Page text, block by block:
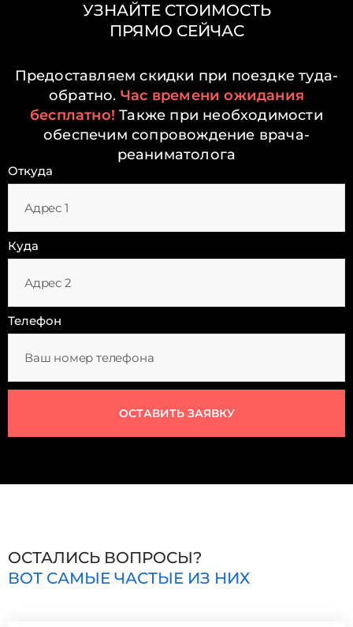
УЗНАЙТЕ СТОИМОСТЬ
ПРЯМО СЕЙЧАС
Предоставляем скидки при поездке туда-
обратно. Час времени ожидания
бесплатно! Также при необходимости
обеспечим сопровождение врача-
реаниматолога
Откуда
Куда
Телефон
ОСТАВИТЬ ЗАЯВКУ
ОСТАЛИСЬ ВОПРОСЫ?
ВОТ САМЫЕ ЧАСТЫЕ ИЗ НИХ